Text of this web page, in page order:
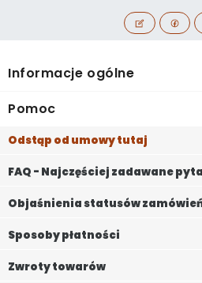
Informacje ogólne
Pomoc
Odstąp od umowy tutaj
FAQ - Najczęściej zadawane
Objaśnienia statusów
Sposoby płatności
Zwroty towarów